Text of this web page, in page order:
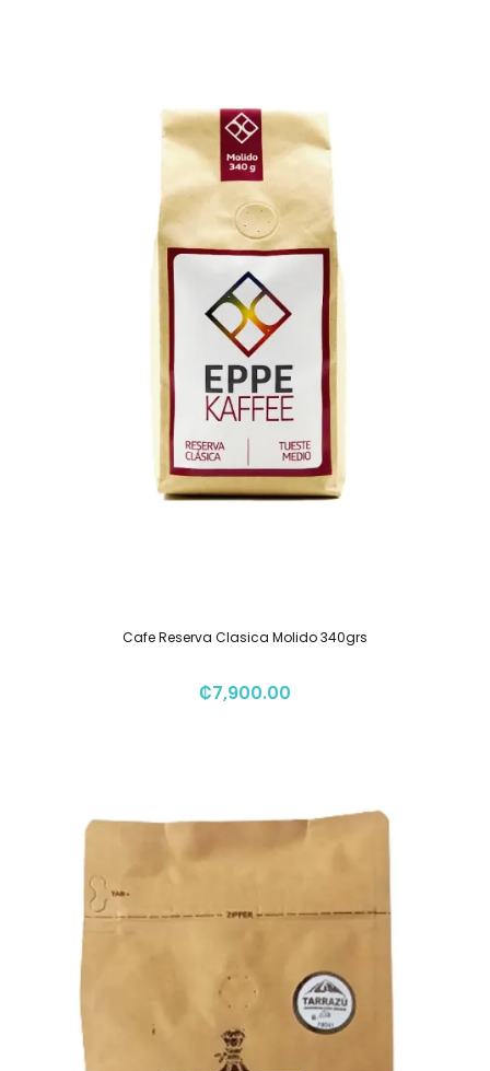
Cafe Reserva Clasica Molido 340grs
₡7,900.00